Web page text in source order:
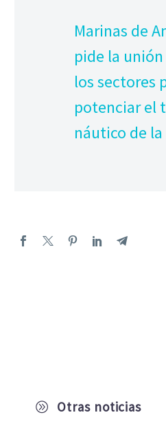
A Otras noticias
Marinas de
pide la
los sectores
potenciar el
náutico de